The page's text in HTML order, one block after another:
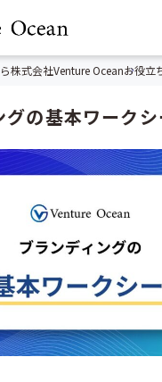
株式会社Venture Oceanお役立
グの基本ワークシ